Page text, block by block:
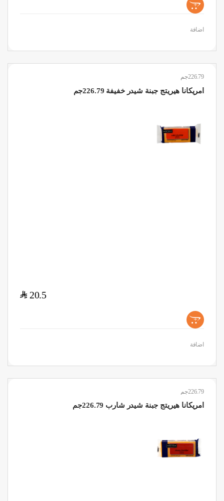
+
اضافة
226.79جم
امريكانا هيريتج جبنة شيدر خفيفة 226.79جم
20.5
$
+
اضافة
226.79جم
امريكانا هيريتج جبنة شيدر شارب 226.79جم